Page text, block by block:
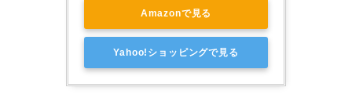
Amazonで見る
Yahoo!ショッピングで見る